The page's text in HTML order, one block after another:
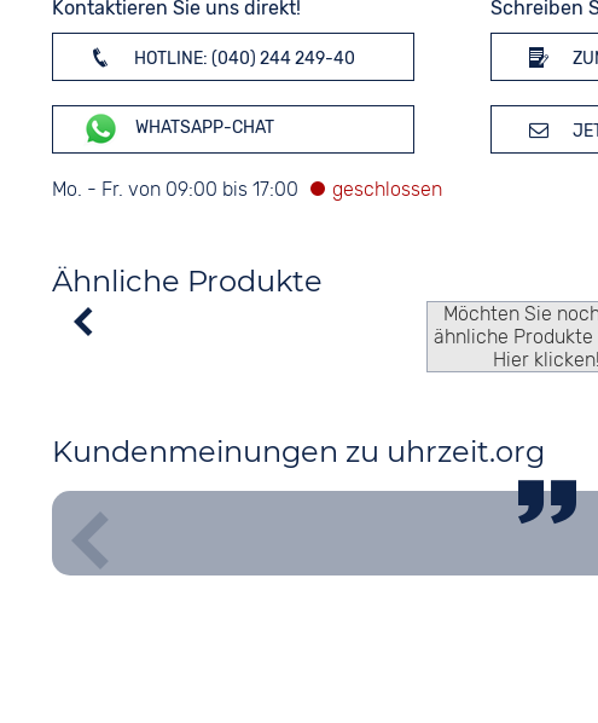
Kontaktieren Sie uns direkt!
HOTLINE: (040) 244 249-40
WHATSAPP-CHAT
Mo. - Fr. von 09:00 bis 17:00
Schreiben
Ähnliche Produkte
Möchten Sie
ähnliche Produkte
Hier klicken!
Kundenmeinungen zu uhrzeit.org